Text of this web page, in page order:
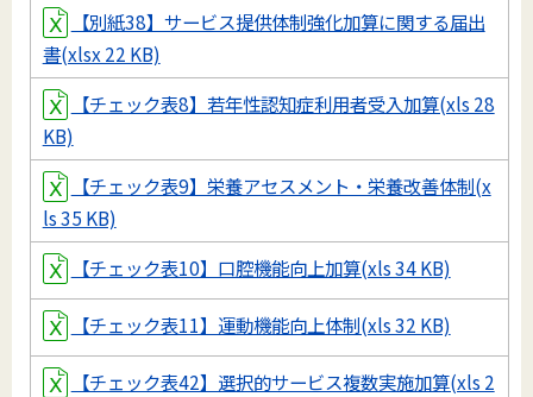
【別紙38】サービス提供体制強化加算に関する届出
書(xlsx 22 KB)
【チェック表8】若年性認知症利用者受入加算(xls 28
KB)
【チェック表9】栄養アセスメント・栄養改善体制(x
ls 35 KB)
【チェック表10】口腔機能向上加算(xls 34 KB)
【チェック表11】運動機能向上体制(xls 32 KB)
【チェック表42】選択的サービス複数実施加算(xls 2